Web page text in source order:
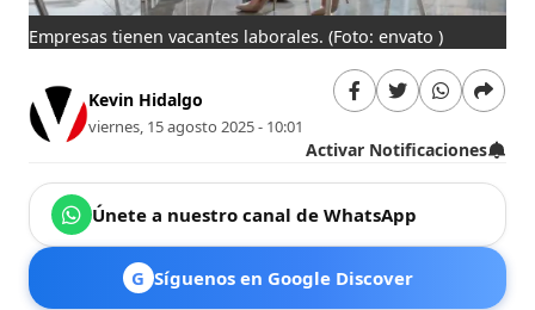
Empresas tienen vacantes laborales.(Foto: envato )
Kevin Hidalgo
viernes, 15 agosto 2025 - 10:01
Activar Notificaciones
Únete a nuestro canal de WhatsApp
G Síguenos en Google Discover